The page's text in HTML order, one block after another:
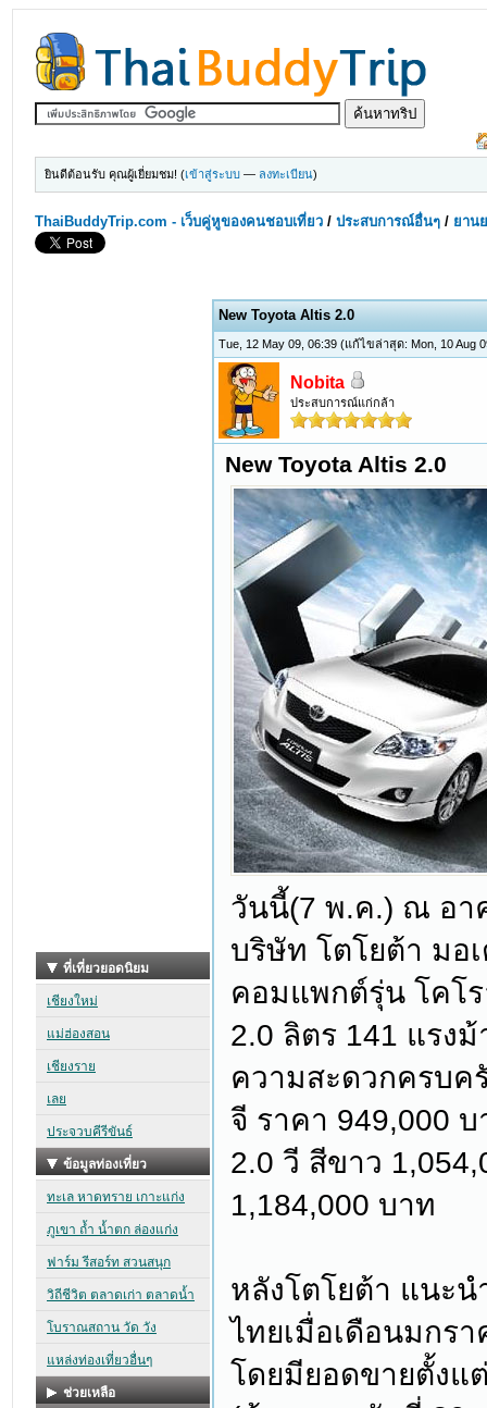
ยินดีต้อนรับ คุณผู้เยี่ยมชม! (เข้าสู่ระบบ — ลงทะเบียน)
ThaiBuddyTrip.com - เว็บคู่หูของคนชอบเที่ยว /ประสบการณ์อื่นๆ / ยาน
New Toyota Altis 2.0
Tue, 12 May 09, 06:39(แก้ไขล่าสุด: Mon, 10 Aug
Nobita
ประสบการณ์แก่กล้า
New Toyota Altis 2.0
วันนี้(7 พ.ค.) ณ อา
บริษัท โตโยต้า มอ
คอมแพกต์รุ่น โคโ
2.0 ลิตร 141 แรง
ความสะดวกครบค
จี ราคา 949,000
2.0 วี สีขาว
1,184,000 บาท
หลังโตโยต้า แนะน
ไทยเมื่อเดือนมกร
โดยมียอดขายตั้งแ